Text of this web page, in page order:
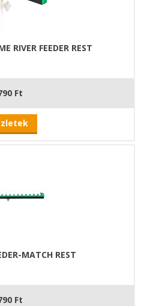
RIVER FEEDER REST
Ft
MATCH REST
Ft